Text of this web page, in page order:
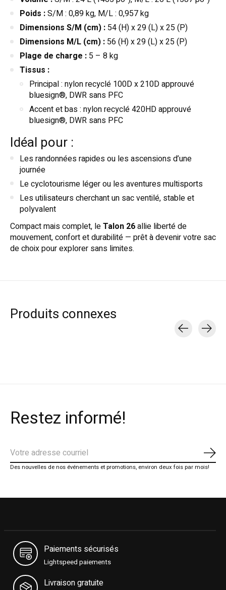
Poids :S/M : 0,89 kg, M/L : 0,957 kg
Dimensions S/M (cm) : 54 (H) x 29 (L) x 25 (P)
Dimensions M/L (cm) : 56 (H) x 29 (L) x 25 (P)
Plage de charge : 5 – 8 kg
Tissus :
Principal : nylon recyclé 100D x 210D approuvé
bluesign®, DWR sans PFC
Accent et bas : nylon recyclé 420HD approuvé
bluesign®, DWR sans PFC
Idéal pour :
Les randonnées rapides ou les ascensions d’une
journée
Le cyclotourisme léger ou les aventures multisports
Les utilisateurs cherchant un sac ventilé, stable et
polyvalent
Compact mais complet, leTalon 26allie liberté de
mouvement, confort et durabilité — prêt à devenir votre sac
de choix pour explorer sans limites.
Produits connexes
Restez informé!
Des nouvelles de nos événements et promotions, environ deux fois par mois!
Paiements sécurisés
Lightspeed paiements
Livraison gratuite